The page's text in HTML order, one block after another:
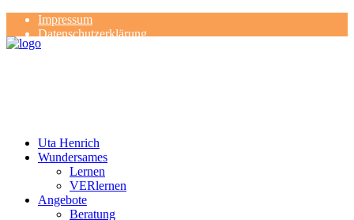
Impressum
Datenschutzerklärung
Kontakt
Uta Henrich
Wundersames
Lernen
VERlernen
Angebote
Beratung